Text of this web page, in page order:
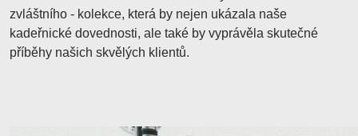
zvláštního - kolekce, která by nejen ukázala naše
kadeřnické dovednosti, ale také by vyprávěla skutečné
příběhy našich skvělých klientů.